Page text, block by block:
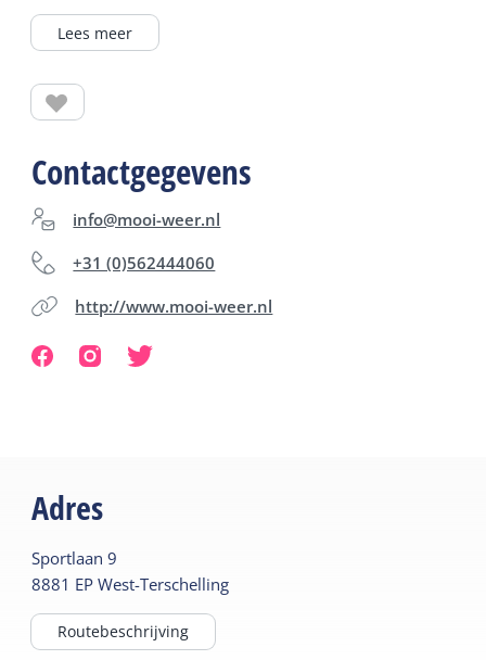
Lees meer
Contactgegevens
info@mooi-weer.nl
+31 (0)562444060
http://www.mooi-weer.nl
Adres
Sportlaan 9
8881 EP West-Terschelling
Routebeschrijving